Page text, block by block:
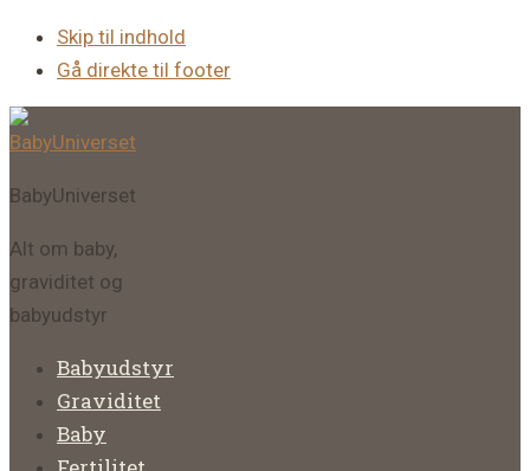
Skip til indhold
Gå direkte til footer
BabyUniverset
Alt om baby,
graviditet og
babyudstyr
Babyudstyr
Graviditet
Baby